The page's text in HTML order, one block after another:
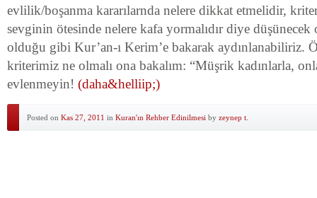
evlilik/boşanma kararılarnda nelere dikkat etmelidir,
sevginin ötesinde nelere kafa yormalıdır diye
olduğu gibi Kur’an-ı Kerim’e bakarak aydınlanabiliriz.
kriterimiz ne olmalı ona bakalım: “Müşrik kadınlarla,
evlenmeyin! (daha&helliip;)
Posted on Kas 27, 2011 in Kuran'ın Rehber Edinilmesi by zeynep t.